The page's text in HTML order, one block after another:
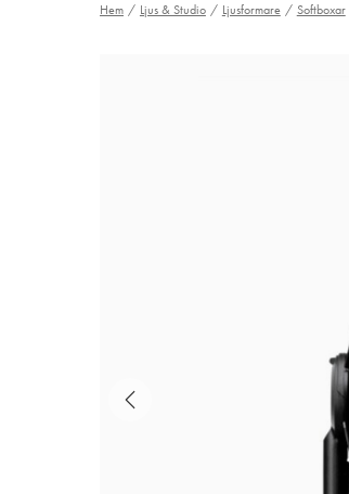
Hem Ljus & Studio Ljusformare Softboxar